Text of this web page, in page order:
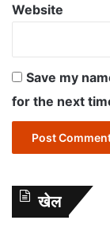
Website
Save my
for the next
खेल